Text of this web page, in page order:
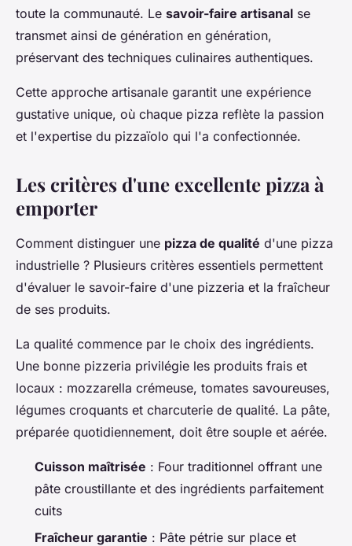
toute la communauté. Le savoir-faire artisanal se
transmet ainsi de génération en génération,
préservant des techniques culinaires authentiques.
Cette approche artisanale garantit une expérience
gustative unique, où chaque pizza reflète la passion
et l'expertise du pizzaïolo qui l'a confectionnée.
Les critères d'une excellente pizza à
emporter
Comment distinguer une pizza de qualité d'une pizza
industrielle ? Plusieurs critères essentiels permettent
d'évaluer le savoir-faire d'une pizzeria et la fraîcheur
de ses produits.
La qualité commence par le choix des ingrédients.
Une bonne pizzeria privilégie les produits frais et
locaux : mozzarella crémeuse, tomates savoureuses,
légumes croquants et charcuterie de qualité. La pâte,
préparée quotidiennement, doit être souple et aérée.
Cuisson maîtrisée : Four traditionnel offrant une
pâte croustillante et des ingrédients parfaitement
cuits
Fraîcheur garantie : Pâte pétrie sur place et